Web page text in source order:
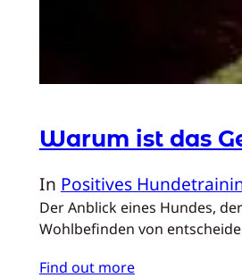
Warum ist das
In Positives
Der Anblick eines Hundes,
Wohlbefinden von
Find out more